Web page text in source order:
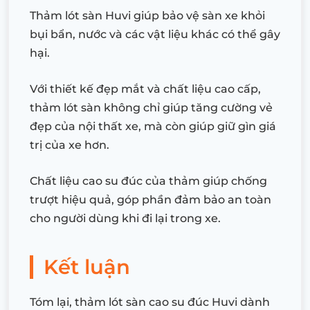
Thảm lót sàn Huvi giúp bảo vệ sàn xe khỏi
bụi bẩn, nước và các vật liệu khác có thể gây
hại.
Với thiết kế đẹp mắt và chất liệu cao cấp,
thảm lót sàn không chỉ giúp tăng cường vẻ
đẹp của nội thất xe, mà còn giúp giữ gìn giá
trị của xe hơn.
Chất liệu cao su đúc của thảm giúp chống
trượt hiệu quả, góp phần đảm bảo an toàn
cho người dùng khi đi lại trong xe.
Kết luận
Tóm lại, thảm lót sàn cao su đúc Huvi dành